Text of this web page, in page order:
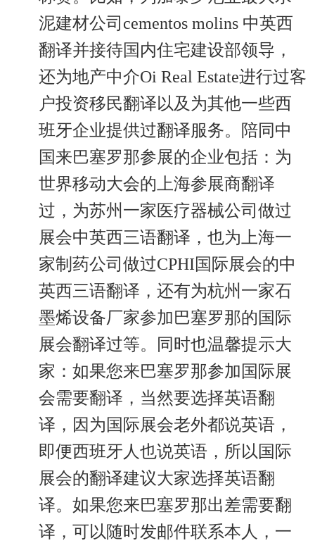
泥建材公司cementos molins 中英西
翻译并接待国内住宅建设部领导，
还为地产中介Oi Real Estate进行过客
户投资移民翻译以及为其他一些西
班牙企业提供过翻译服务。陪同中
国来巴塞罗那参展的企业包括：为
世界移动大会的上海参展商翻译
过，为苏州一家医疗器械公司做过
展会中英西三语翻译，也为上海一
家制药公司做过CPHI国际展会的中
英西三语翻译，还有为杭州一家石
墨烯设备厂家参加巴塞罗那的国际
展会翻译过等。同时也温馨提示大
家：如果您来巴塞罗那参加国际展
会需要翻译，当然要选择英语翻
译，因为国际展会老外都说英语，
即便西班牙人也说英语，所以国际
展会的翻译建议大家选择英语翻
译。如果您来巴塞罗那出差需要翻
译，可以随时发邮件联系本人，一